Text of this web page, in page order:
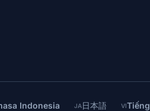
Indonesia JA日本語 VI